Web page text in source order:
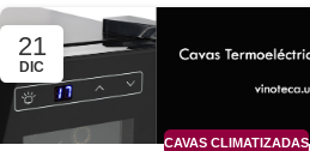
21
DIC
CAVAS CLIMATIZADAS